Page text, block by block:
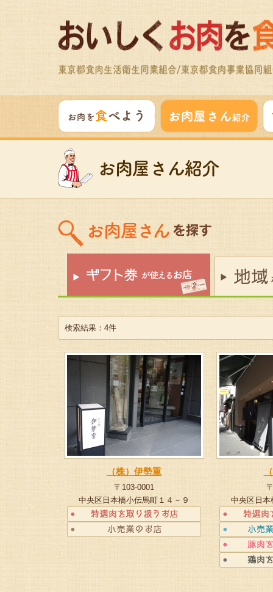
検索結果：4件
（株）伊勢重
〒103-0001
中央区日本橋小伝馬町１４－９
中央区日本